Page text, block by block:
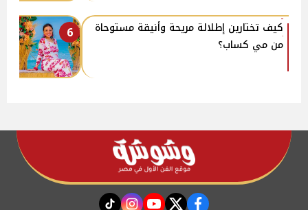
6
كيف تختارين إطلالة مريحة وأنيقة مستوحاة
من مي كساب؟